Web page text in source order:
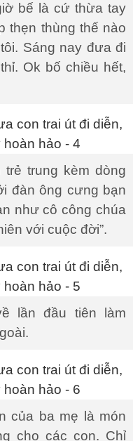
bế là cứ thừa tay
thẹn thùng thế nào
Sáng nay đưa đi
Ok bố chiều hết,
trung kèm dòng
đàn ông cưng bạn
như cô công chúa
với cuộc đời”.
lần đầu tiên làm
của ba mẹ là món
cho các con. Chỉ